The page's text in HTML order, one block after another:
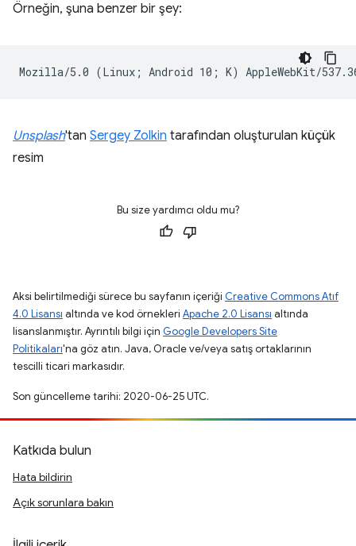
Örneğin, şuna benzer bir şey:
Unsplash'tan Sergey Zolkin tarafından oluşturulan küçük
resim
Bu size yardımcı oldu mu?
Aksi belirtilmediği sürece bu sayfanın içeriği Creative Commons Atıf
4.0 Lisansı altında ve kod örnekleri Apache 2.0 Lisansı altında
lisanslanmıştır. Ayrıntılı bilgi için Google Developers Site
Politikaları'na göz atın. Java, Oracle ve/veya satış ortaklarının
tescilli ticari markasıdır.
Son güncelleme tarihi: 2020-06-25 UTC.
Katkıda bulun
Hata bildirin
Açık sorunlara bakın